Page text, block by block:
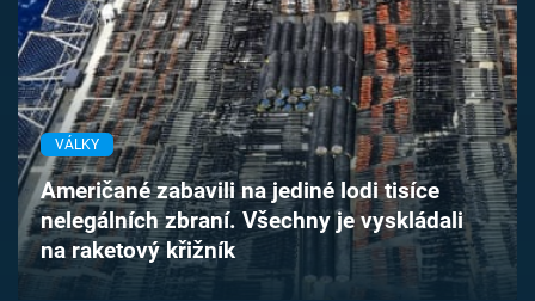
Pořady
TV Program
Časopis
Sledujte prima+
VÁLKY
Američané zabavili na jediné lodi tisíce
nelegálních zbraní. Všechny je vyskládali
na raketový křižník